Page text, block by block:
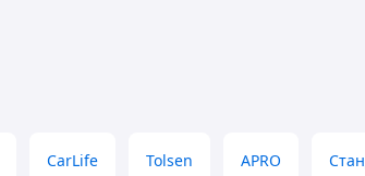
CarLife Tolsen APRO